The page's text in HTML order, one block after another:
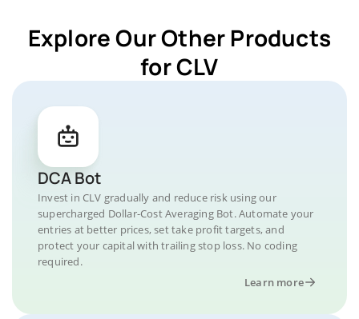
Explore Our Other Products
for CLV
DCA Bot
Invest in CLV gradually and reduce risk using our
supercharged Dollar-Cost Averaging Bot. Automate your
entries at better prices, set take profit targets, and
protect your capital with trailing stop loss. No coding
required.
Learn more